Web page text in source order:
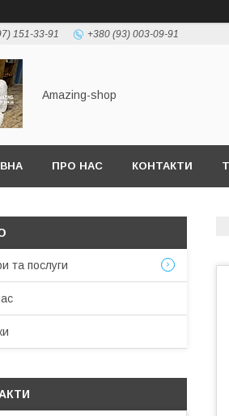
151-33-91 +380 (93) 003-09-91
Amazing-shop
ПРО НАС КОНТАКТИ
та послуги